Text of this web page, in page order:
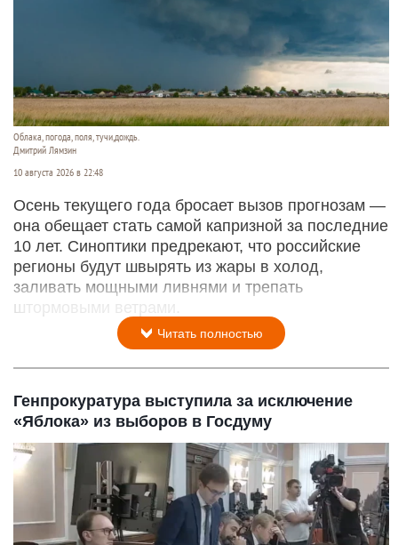
Облака, погода, поля, тучи,дождь.
Дмитрий Лямзин
10 августа 2026 в 22:48
Осень текущего года бросает вызов прогнозам —
она обещает стать самой капризной за последние
10 лет. Синоптики предрекают, что российские
регионы будут швырять из жары в холод,
заливать мощными ливнями и трепать
штормовыми ветрами.
Читать полностью
Генпрокуратура выступила за исключение
«Яблока» из выборов в Госдуму